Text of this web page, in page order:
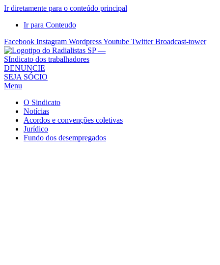
Ir diretamente para o conteúdo principal
Ir para Conteudo
Facebook Instagram WordpressYoutube Twitter Broadcast-tower
Sindicato
dos
Radialistas
São
Paulo
Sindicato
DENUNCIE
SEJA SÓCIO
Menu
O Sindicato
Notícias
Acordos e convenções coletivas
Jurídico
Fundo dos desempregados